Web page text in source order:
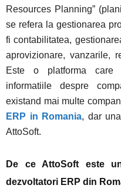
Resources Planning”
se refera la gestionarea
fi contabilitatea,
aprovizionare, vanzarile,
Este o platforma care
informatiile despre
existand mai multe
ERP in Romania, dar
AttoSoft.
De ce AttoSoft este
dezvoltatori ERP din